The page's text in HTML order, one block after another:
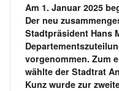
Am 1. Januar 2025
Der neu
Stadtpräsident Hans
vorgenommen. Zum
wählte der Stadtrat
Kunz wurde zur